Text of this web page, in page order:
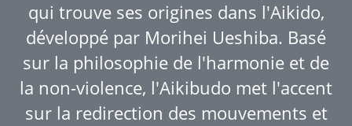
qui trouve ses origines dans l'Aikido,
développé par Morihei Ueshiba. Basé
sur la philosophie de l'harmonie et de
la non-violence, l'Aikibudo met l'accent
sur la redirection des mouvements et